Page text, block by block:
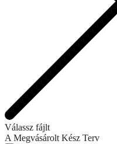
Válassz fájlt
A Megvásárolt Kész Terv